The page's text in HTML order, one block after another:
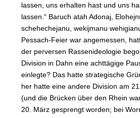
lassen, uns erhalten hast und uns
lassen.“ Baruch atah Adonaj,
schehechejanu, wekijmanu
Pessach-Feier war angemessen,
der perversen Rassenideologie
Division in Dahn eine achttägige
einlegte? Das hatte strategische
her hatte eine andere Division am
(und die Brücken über den Rhein
20. März gesprengt worden; bei